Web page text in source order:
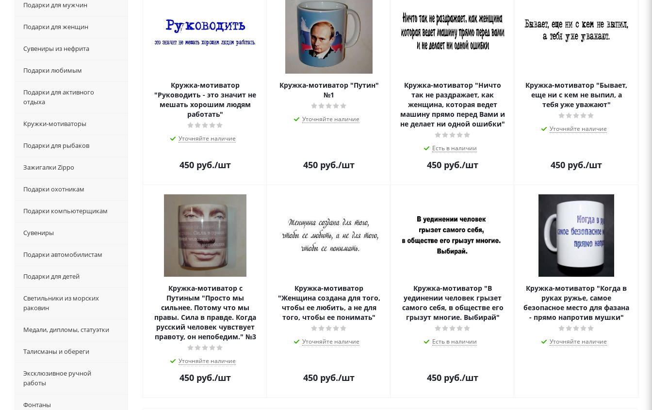
Кружка-мотиватор
"Руководить - это значит не
мешать хорошим людям
работать"
Уточняйте наличие
450 руб./шт
Кружка-мотиватор "Путин"
№1
Уточняйте наличие
450 руб./шт
Кружка-мотиватор "Ничто
так не раздражает, как
женщина, которая ведет
машину прямо перед Вами и
не делает ни одной ошибки"
Есть в наличии
450 руб./шт
Кружка-мотиватор "Бывает,
еще ни с кем не выпил, а
тебя уже уважают"
Уточняйте наличие
450 руб./шт
Кружка-мотиватор с
Путиным "Просто мы
сильнее. Потому что мы
правы. Сила в правде. Когда
русский человек чувствует
правоту, он непобедим." №3
Уточняйте наличие
450 руб./шт
Кружка-мотиватор
"Женщина создана для того,
чтобы ее любить, а не для
того, чтобы ее понимать"
Уточняйте наличие
450 руб./шт
Кружка-мотиватор "В
уединении человек грызет
самого себя, в обществе его
грызут многие. Выбирай"
Есть в наличии
450 руб./шт
Кружка-мотиватор "Когда в
руках ружье, самое
безопасное место для фазана
- прямо напротив мушки"
Уточняйте наличие
Подарки для мужчин
Подарки для женщин
Сувениры из нефрита
Подарки любимым
Подарки для активного
отдыха
Кружки-мотиваторы
Подарки для рыбаков
Зажигалки Zippo
Подарки охотникам
Подарки компьютерщикам
Сувениры
Подарки автомобилистам
Подарки для детей
Светильники из морских
раковин
Медали, дипломы, статуэтки
Талисманы и обереги
Эксклюзивное ручной
работы
Фонтаны